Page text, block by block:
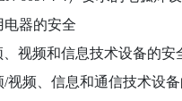
电器的安全
视频和信息技术设备的安
视频、信息和通信技术设